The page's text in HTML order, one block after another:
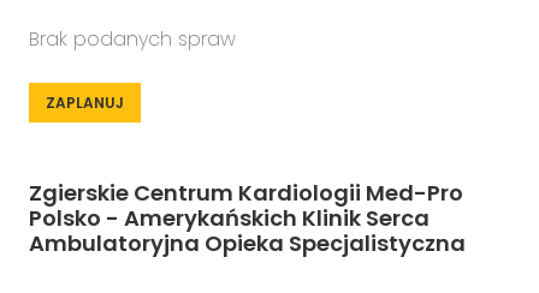
Brak podanych spraw
ZAPLANUJ
Zgierskie Centrum Kardiologii Med-Pro
Polsko - Amerykańskich Klinik Serca
Ambulatoryjna Opieka Specjalistyczna